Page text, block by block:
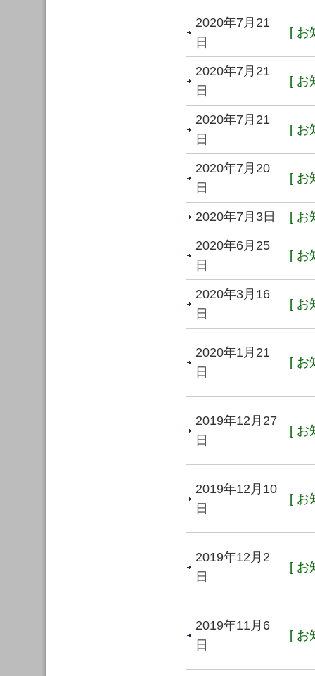
2020年7月21
日
[ お
2020年7月21
日
[ お
2020年7月21
日
[ お
2020年7月20
日
[ お
2020年7月3日 [ お
2020年6月25
日
[ お
2020年3月16
日
[ お
2020年1月21
日
[ お
2019年12月27
日
[ お
2019年12月10
日
[ お
2019年12月2
日
[ お
2019年11月6
日
[ お